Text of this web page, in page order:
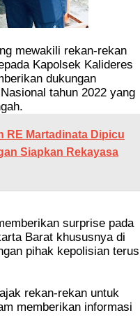
mewakili rekan-rekan
Kapolsek Kalideres
dukungan
tahun 2022 yang
RE Martadinata Dipicu
Siapkan Rekayasa
surprise pada
Barat khususnya di
pihak kepolisian terus
rekan-rekan untuk
memberikan informasi